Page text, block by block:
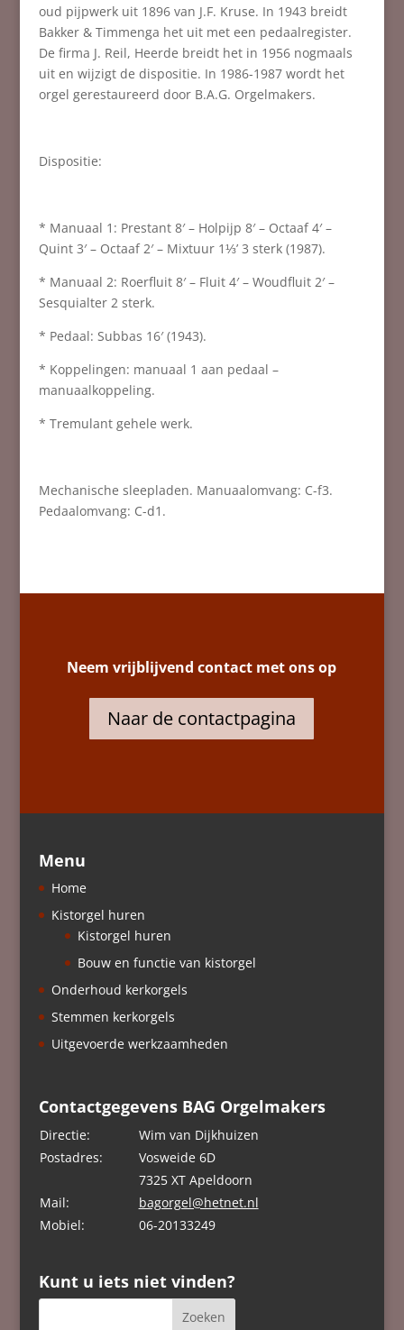
oud pijpwerk uit 1896 van J.F. Kruse. In 1943 breidt
Bakker & Timmenga het uit met een pedaalregister.
De firma J. Reil, Heerde breidt het in 1956 nogmaals
uit en wijzigt de dispositie. In 1986-1987 wordt het
orgel gerestaureerd door B.A.G. Orgelmakers.
Dispositie:
* Manuaal 1: Prestant 8′ – Holpijp 8′ – Octaaf 4′ –
Quint 3′ – Octaaf 2′ – Mixtuur 1⅓’ 3 sterk (1987).
* Manuaal 2: Roerfluit 8′ – Fluit 4′ – Woudfluit 2′ –
Sesquialter 2 sterk.
* Pedaal: Subbas 16′ (1943).
* Koppelingen: manuaal 1 aan pedaal –
manuaalkoppeling.
* Tremulant gehele werk.
Mechanische sleepladen. Manuaalomvang: C-f3.
Pedaalomvang: C-d1.
Neem vrijblijvend contact met ons op
Naar de contactpagina
Menu
Home
Kistorgel huren
Kistorgel huren
Bouw en functie van kistorgel
Onderhoud kerkorgels
Stemmen kerkorgels
Uitgevoerde werkzaamheden
Contactgegevens BAG Orgelmakers
Directie:
Wim van Dijkhuizen
Postadres:
Vosweide 6D
7325 XT Apeldoorn
Mail:
bagorgel@hetnet.nl
Mobiel:
06-20133249
Kunt u iets niet vinden?